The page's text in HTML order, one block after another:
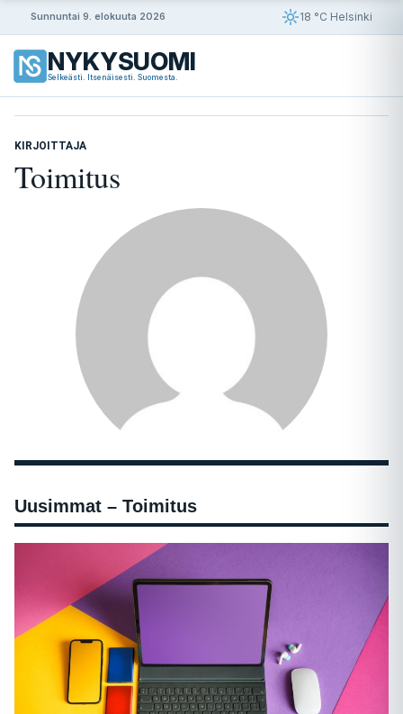
Sunnuntai 9. elokuuta 2026 18 °C Helsinki
NYKYSUOMI
Selkeästi. Itsenäisesti. Suomesta.
KIRJOITTAJA
Toimitus
Uusimmat – Toimitus